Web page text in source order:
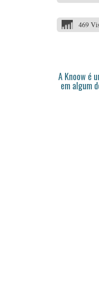
469
A Knoow é
em algum